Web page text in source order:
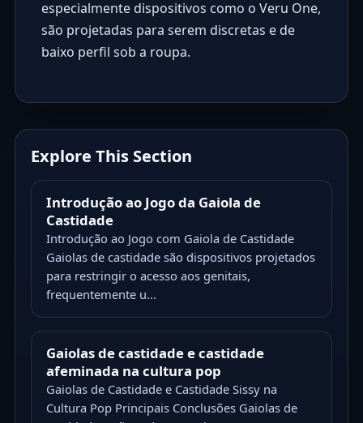
especialmente dispositivos como o Veru One,
são projetadas para serem discretas e de
baixo perfil sob a roupa.
Explore This Section
Introdução ao Jogo da Gaiola de
Castidade
Introdução ao Jogo com Gaiola de Castidade
Gaiolas de castidade são dispositivos projetados
para restringir o acesso aos genitais,
frequentemente u...
Gaiolas de castidade e castidade
afeminada na cultura pop
Gaiolas de Castidade e Castidade Sissy na
Cultura Pop Principais Conclusões Gaiolas de